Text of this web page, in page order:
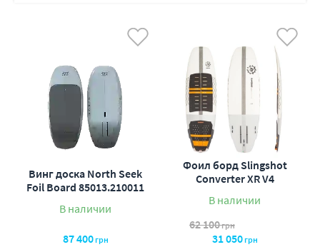
от дешевых к дорогим
по наличию
по акциям
Винг доска North Seek
Foil Board 85013.210011
В наличии
87 400грн
Фоил борд Slingshot
Converter XR V4
В наличии
62 100грн
31 050грн